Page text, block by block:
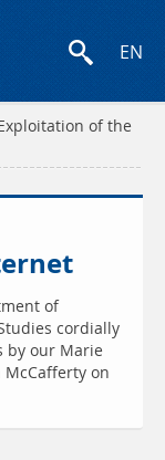
EN
of the
of
cordially
by our Marie
McCafferty on